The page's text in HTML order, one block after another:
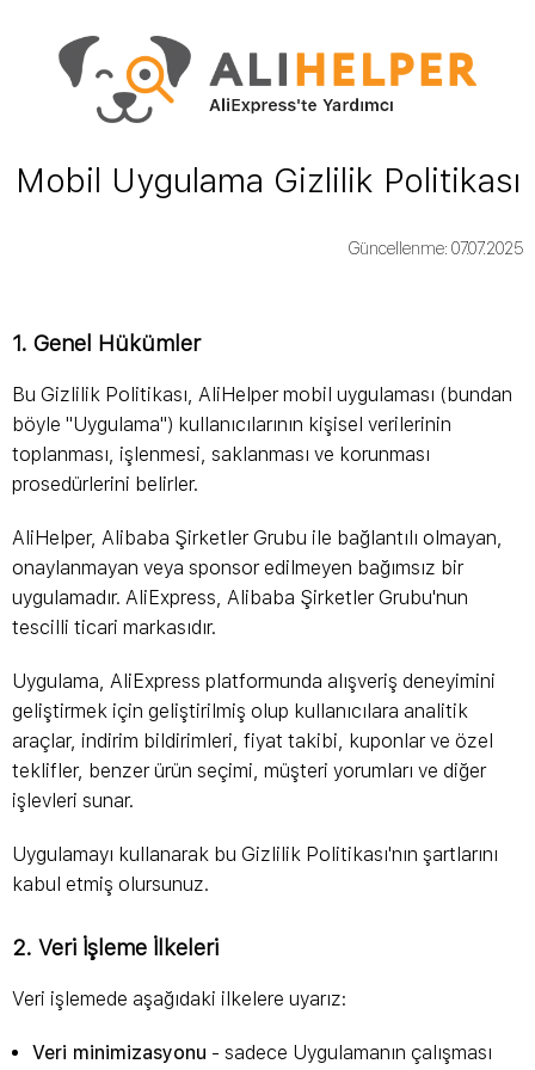
Mobil Uygulama Gizlilik Politikası
Güncellenme: 07.07.2025
1. Genel Hükümler
Bu Gizlilik Politikası, AliHelper mobil uygulaması (bundan
böyle "Uygulama") kullanıcılarının kişisel verilerinin
toplanması, işlenmesi, saklanması ve korunması
prosedürlerini belirler.
AliHelper, Alibaba Şirketler Grubu ile bağlantılı olmayan,
onaylanmayan veya sponsor edilmeyen bağımsız bir
uygulamadır. AliExpress, Alibaba Şirketler Grubu'nun
tescilli ticari markasıdır.
Uygulama, AliExpress platformunda alışveriş deneyimini
geliştirmek için geliştirilmiş olup kullanıcılara analitik
araçlar, indirim bildirimleri, fiyat takibi, kuponlar ve özel
teklifler, benzer ürün seçimi, müşteri yorumları ve diğer
işlevleri sunar.
Uygulamayı kullanarak bu Gizlilik Politikası'nın şartlarını
kabul etmiş olursunuz.
2. Veri İşleme İlkeleri
Veri işlemede aşağıdaki ilkelere uyarız:
Veri minimizasyonu - sadece Uygulamanın çalışması